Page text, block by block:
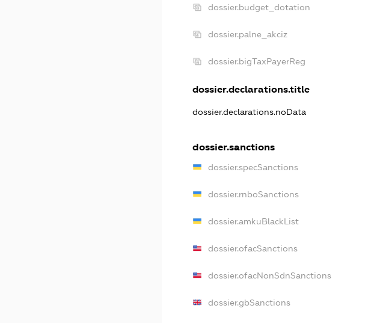
dossier.budget_dotation
dossier.palne_akciz
dossier.bigTaxPayerReg
dossier.declarations.title
dossier.declarations.noData
dossier.sanctions
dossier.specSanctions
dossier.rnboSanctions
dossier.amkuBlackList
dossier.ofacSanctions
dossier.ofacNonSdnSanctions
dossier.gbSanctions